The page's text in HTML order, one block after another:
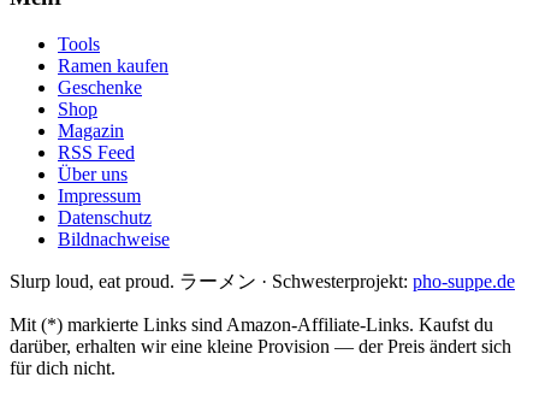
Tools
Ramen kaufen
Geschenke
Shop
Magazin
RSS Feed
Über uns
Impressum
Datenschutz
Bildnachweise
Slurp loud, eat proud. ラーメン · Schwesterprojekt: pho-suppe.de
Mit (*) markierte Links sind Amazon-Affiliate-Links. Kaufst du
darüber, erhalten wir eine kleine Provision — der Preis ändert sich
für dich nicht.